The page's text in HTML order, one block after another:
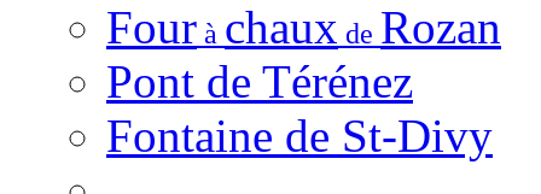
Four à chaux de Rozan
Pont de Térénez
Fontaine de St-Divy